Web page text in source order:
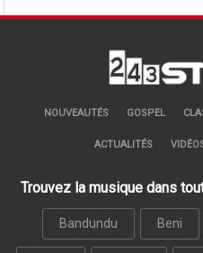
NOUVEAUTÉS GOSPEL
ACTUALITÉS
Trouvez la musique dans
Bandundu Beni